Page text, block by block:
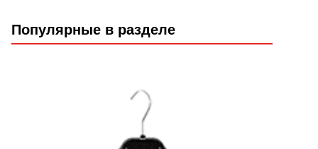
Популярные в разделе